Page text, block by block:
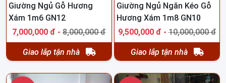
Giường Ngủ Gỗ Hương
Xám 1m6 GN12
7,000,000 đ - 8,000,000 đ
Giao lắp tận nhà
Giường Ngủ Ngăn Kéo Gỗ
Hương Xám 1m8 GN10
9,500,000 đ -10,000,000 đ
Giao lắp tận nhà